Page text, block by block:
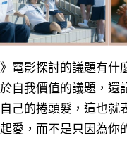
電影探討的議題有什
自我價值的議題，還
己的捲頭髮，這也
愛，而不是只因為你